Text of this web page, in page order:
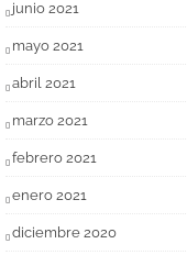
junio 2021
mayo 2021
abril 2021
marzo 2021
febrero 2021
enero 2021
diciembre 2020